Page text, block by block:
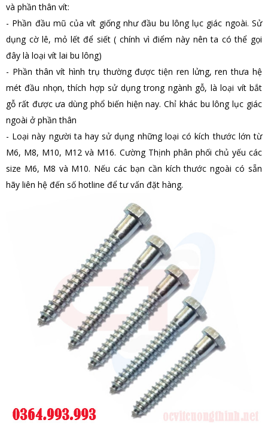
và phần thân vít:
- Phần đầu mũ của vít giống như đầu bu lông lục giác ngoài. Sử
dụng cờ lê, mỏ lết để siết ( chính vì điểm này nên ta có thể gọi
đây là loại vít lai bu lông)
- Phần thân vít hình trụ thường được tiện ren lửng, ren thưa hệ
mét đầu nhọn, thích hợp sử dụng trong ngành gỗ, là loại vít bắt
gỗ rất được ưa dùng phổ biến hiện nay. Chỉ khác bu lông lục giác
ngoài ở phần thân
- Loại này người ta hay sử dụng những loại có kích thước lớn từ
M6, M8, M10, M12 và M16. Cường Thịnh phân phối chủ yếu các
size M6, M8 và M10. Nếu các bạn cần kích thước ngoài có sẵn
hãy liên hệ đến số hotline để tư vấn đặt hàng.